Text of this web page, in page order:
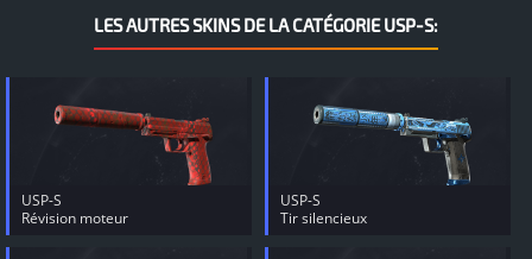
LES AUTRES SKINS DE LA CATÉGORIE USP-S:
USP-S
Révision moteur
USP-S
Tir silencieux